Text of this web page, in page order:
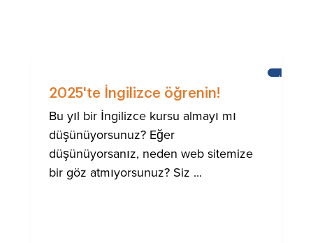
KALE
2025'te İngilizce öğrenin!
Bu yıl bir İngilizce kursu almayı mı
düşünüyorsunuz? Eğer
düşünüyorsanız, neden web sitemize
bir göz atmıyorsunuz? Siz ...